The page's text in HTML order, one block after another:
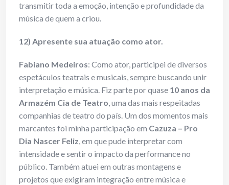
transmitir toda a emoção, intenção e profundidade da
música de quem a criou.
12) Apresente sua atuação como ator.
Fabiano Medeiros: Como ator, participei de diversos
espetáculos teatrais e musicais, sempre buscando unir
interpretação e música. Fiz parte por quase 10 anos da
Armazém Cia de Teatro, uma das mais respeitadas
companhias de teatro do país. Um dos momentos mais
marcantes foi minha participação em Cazuza – Pro
Dia Nascer Feliz, em que pude interpretar com
intensidade e sentir o impacto da performance no
público. Também atuei em outras montagens e
projetos que exigiram integração entre música e